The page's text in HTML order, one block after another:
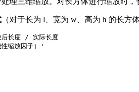
（对于长为 l、宽为 w、高为 h 的长方体
后长度 / 实际长度